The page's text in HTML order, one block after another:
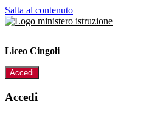
Salta al contenuto
Liceo Cingoli
Accedi
Accedi